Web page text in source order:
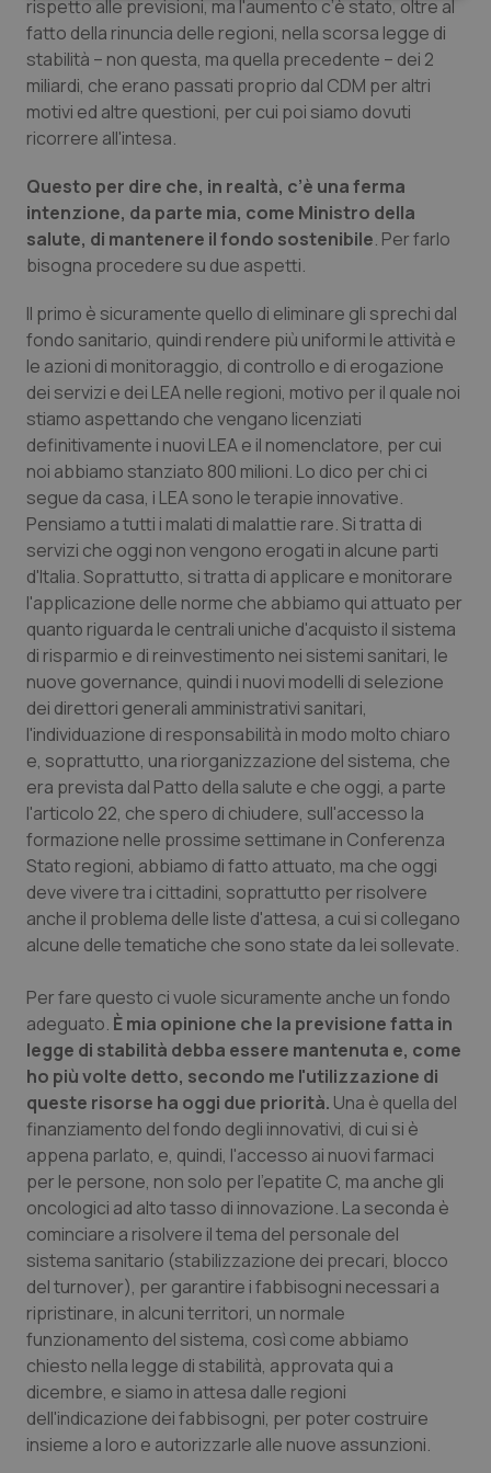
rispetto alle previsioni, ma l'aumento c’è stato, oltre al
fatto della rinuncia delle regioni, nella scorsa legge di
stabilità – non questa, ma quella precedente – dei 2
miliardi, che erano passati proprio dal CDM per altri
motivi ed altre questioni, per cui poi siamo dovuti
ricorrere all'intesa.
Questo per dire che, in realtà, c’è una ferma
intenzione, da parte mia, come Ministro della
salute, di mantenere il fondo sostenibile. Per farlo
bisogna procedere su due aspetti.
Il primo è sicuramente quello di eliminare gli sprechi dal
fondo sanitario, quindi rendere più uniformi le attività e
le azioni di monitoraggio, di controllo e di erogazione
dei servizi e dei LEA nelle regioni, motivo per il quale noi
stiamo aspettando che vengano licenziati
definitivamente i nuovi LEA e il nomenclatore, per cui
noi abbiamo stanziato 800 milioni. Lo dico per chi ci
segue da casa, i LEA sono le terapie innovative.
Pensiamo a tutti i malati di malattie rare. Si tratta di
servizi che oggi non vengono erogati in alcune parti
d'Italia. Soprattutto, si tratta di applicare e monitorare
l'applicazione delle norme che abbiamo qui attuato per
quanto riguarda le centrali uniche d'acquisto il sistema
di risparmio e di reinvestimento nei sistemi sanitari, le
nuove governance, quindi i nuovi modelli di selezione
dei direttori generali amministrativi sanitari,
l'individuazione di responsabilità in modo molto chiaro
e, soprattutto, una riorganizzazione del sistema, che
era prevista dal Patto della salute e che oggi, a parte
l'articolo 22, che spero di chiudere, sull'accesso la
formazione nelle prossime settimane in Conferenza
Stato regioni, abbiamo di fatto attuato, ma che oggi
deve vivere tra i cittadini, soprattutto per risolvere
anche il problema delle liste d'attesa, a cui si collegano
alcune delle tematiche che sono state da lei sollevate.
Per fare questo ci vuole sicuramente anche un fondo
adeguato. È mia opinione che la previsione fatta in
legge di stabilità debba essere mantenuta e, come
ho più volte detto, secondo me l'utilizzazione di
queste risorse ha oggi due priorità. Una è quella del
finanziamento del fondo degli innovativi, di cui si è
appena parlato, e, quindi, l'accesso ai nuovi farmaci
per le persone, non solo per l'epatite C, ma anche gli
oncologici ad alto tasso di innovazione. La seconda è
cominciare a risolvere il tema del personale del
sistema sanitario (stabilizzazione dei precari, blocco
del turnover), per garantire i fabbisogni necessari a
ripristinare, in alcuni territori, un normale
funzionamento del sistema, così come abbiamo
chiesto nella legge di stabilità, approvata qui a
dicembre, e siamo in attesa dalle regioni
dell'indicazione dei fabbisogni, per poter costruire
insieme a loro e autorizzarle alle nuove assunzioni.
I cookie necessari contribuiscono a rendere fruibile il
sito web abilitandone funzionalità di base quali la
navigazione sulle pagine e l'accesso alle aree
protette del sito. Il sito web non è in grado di
funzionare correttamente senza questi cookie.
VISITOR_PRIVACY_METADATA
.youtube.com
CookieScriptConsent
CookieScript
tracking-sites-ironfish-
session-id
www.quotidianosanita.it
2
_ga
Google LLC